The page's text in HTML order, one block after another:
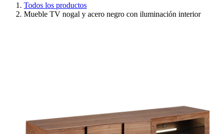
Todos los productos
Mueble TV nogal y acero negro con iluminación interior